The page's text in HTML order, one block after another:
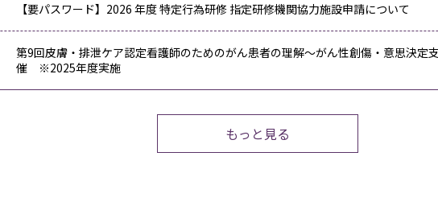
【要パスワード】2026 年度 特定行為研修 指定研修機関協力施設申請について
第9回皮膚・排泄ケア認定看護師のためのがん患者の理解～がん性創傷・意思決
催 ※2025年度実施
もっと見る